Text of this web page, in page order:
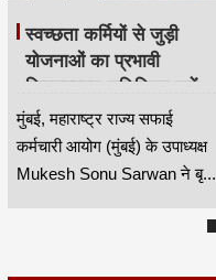
स्वच्छता कर्मियों से जुड़ी
योजनाओं का प्रभावी
क्रियान्वयन सुनिश्चित करें —
महाराष्ट्र राज्य सफाई
कर्मचारी आयोग के उपाध्यक्ष
मुकेश सोनू सरवान HKA
मुंबई, महाराष्ट्र राज्य सफाई
कर्मचारी आयोग (मुंबई) के उपाध्यक्ष
Mukesh Sonu Sarwan ने बृ...